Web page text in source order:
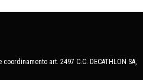
art. 2497 C.C. DECATHLON SA,